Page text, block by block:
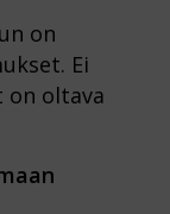
on
Ei
on oltava